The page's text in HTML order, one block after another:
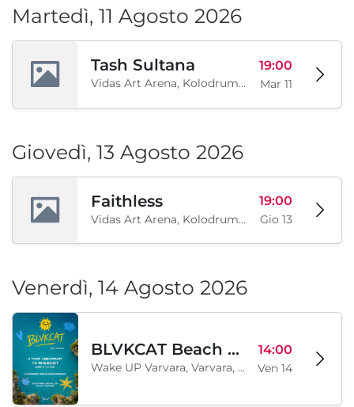
Martedì, 11 Agosto 2026
Tash Sultana
Vidas Art Arena, Kolodrum, Borisova gradina, Sofia, BG
19:00
Mar 11
Giovedì, 13 Agosto 2026
Faithless
Vidas Art Arena, Kolodrum, Borisova gradina, Sofia, BG
19:00
Gio 13
Venerdì, 14 Agosto 2026
BLVKCAT Beach Festival 2026, Wake up Varvara
Wake UP Varvara, Varvara, BG
14:00
Ven 14